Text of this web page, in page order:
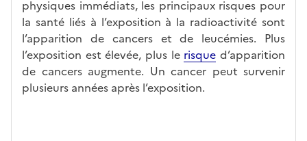
physiques immédiats, les principaux risques pour
la santé liés à l’exposition à la radioactivité sont
l’apparition de cancers et de leucémies. Plus
l’exposition est élevée, plus le risque d’apparition
de cancers augmente. Un cancer peut survenir
plusieurs années après l’exposition.